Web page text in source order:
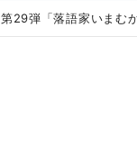
第29弾「落語家いまむか